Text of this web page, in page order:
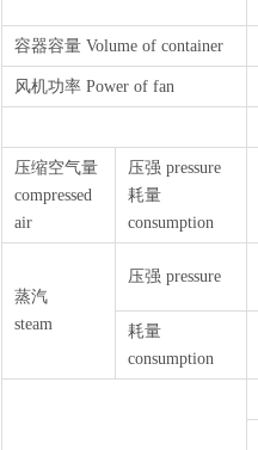
容器容量 Volume of container
风机功率 Power of fan
压缩空气量
compressed
air
压强 pressure
耗量
consumption
蒸汽
steam
压强 pressure
耗量
consumption